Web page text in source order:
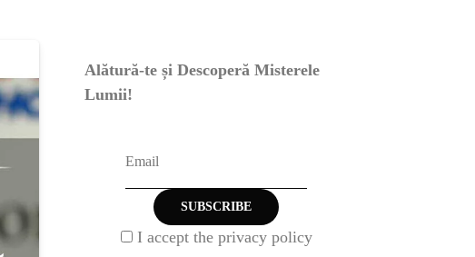
Alătură-te și Descoperă Misterele
Lumii!
I accept the privacy policy